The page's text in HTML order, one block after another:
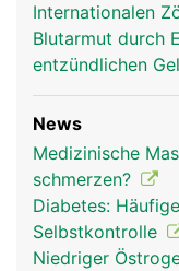
Internationalen
Blutarmut durch
entzündlichen
News
Medizinische
schmerzen?
Diabetes:
Selbstkontrolle
Niedriger